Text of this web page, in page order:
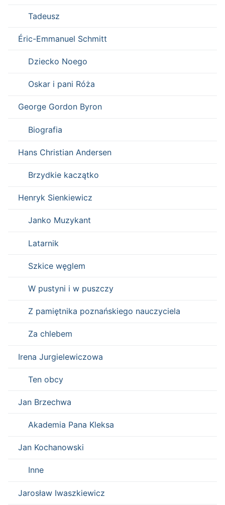
Tadeusz
Éric-Emmanuel Schmitt
Dziecko Noego
Oskar i pani Róża
George Gordon Byron
Biografia
Hans Christian Andersen
Brzydkie kaczątko
Henryk Sienkiewicz
Janko Muzykant
Latarnik
Szkice węglem
W pustyni i w puszczy
Z pamiętnika poznańskiego nauczyciela
Za chlebem
Irena Jurgielewiczowa
Ten obcy
Jan Brzechwa
Akademia Pana Kleksa
Jan Kochanowski
Inne
Jarosław Iwaszkiewicz